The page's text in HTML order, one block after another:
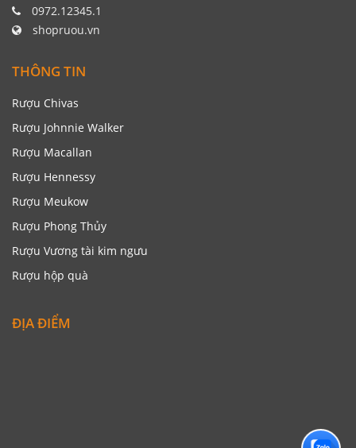
0972.12345.1
shopruou.vn
THÔNG TIN
Rượu Chivas
Rượu Johnnie Walker
Rượu Macallan
Rượu Hennessy
Rượu Meukow
Rượu Phong Thủy
Rượu Vương tài kim ngưu
Rượu hộp quà
ĐỊA ĐIỂM